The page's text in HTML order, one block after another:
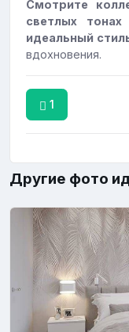
Смотрите
светлых
идеальный
вдохновения.
1
Другие фото